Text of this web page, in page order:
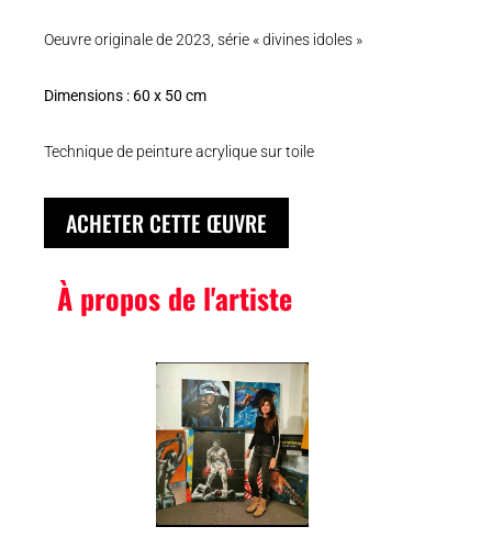
Oeuvre originale de 2023, série « divines idoles »
Dimensions : 60 x 50 cm
Technique de peinture acrylique sur toile
ACHETER CETTE ŒUVRE
À propos de l'artiste